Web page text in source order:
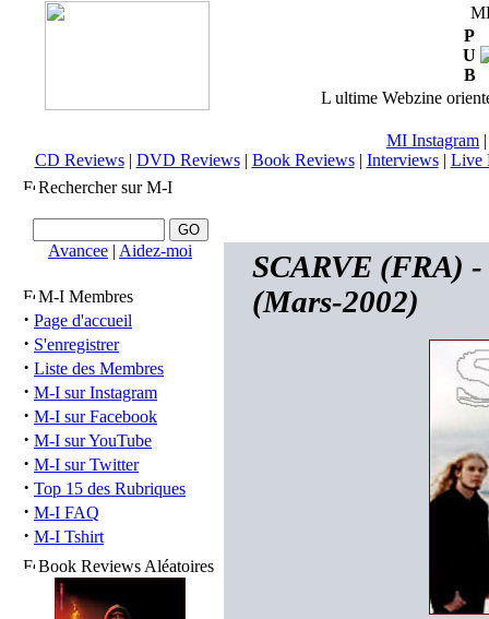
P
U
B
L ultime Webzine
MI Instagram
CD Reviews| DVD Reviews| Book Reviews| Interviews| Live
Rechercher sur M-I
Avancee | Aidez-moi
M-I Membres
· Page d'accueil
· S'enregistrer
· Liste des Membres
· M-I sur Instagram
· M-I sur Facebook
· M-I sur YouTube
· M-I sur Twitter
· Top 15 des Rubriques
· M-I FAQ
· M-I Tshirt
Book Reviews Aléatoires
SCARVE (FRA)
(Mars-2002)